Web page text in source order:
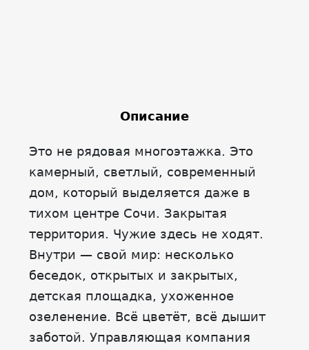
Описание
Это не рядовая многоэтажка. Это
камерный, светлый, современный
дом, который выделяется даже в
тихом центре Сочи. Закрытая
территория. Чужие здесь не ходят.
Внутри — свой мир: несколько
беседок, открытых и закрытых,
детская площадка, ухоженное
озеленение. Всё цветёт, всё дышит
заботой. Управляющая компания